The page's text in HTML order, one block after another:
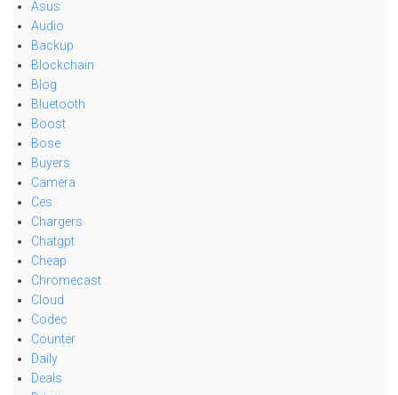
Asus
Audio
Backup
Blockchain
Blog
Bluetooth
Boost
Bose
Buyers
Camera
Ces
Chargers
Chatgpt
Cheap
Chromecast
Cloud
Codec
Counter
Daily
Deals